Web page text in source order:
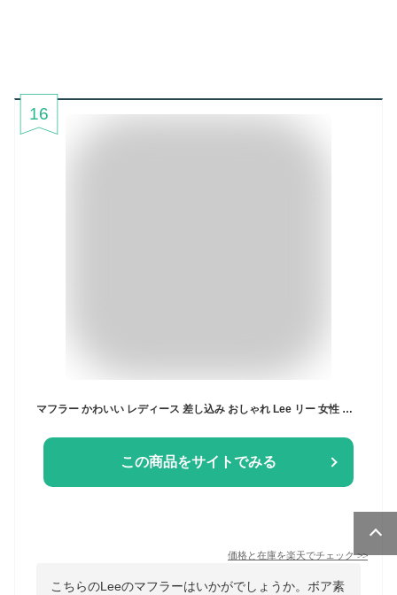
16
この商品をサイトでみる
価格と在庫を楽天でチェック>>
こちらのLeeのマフラーはいかがでしょうか。ボア素